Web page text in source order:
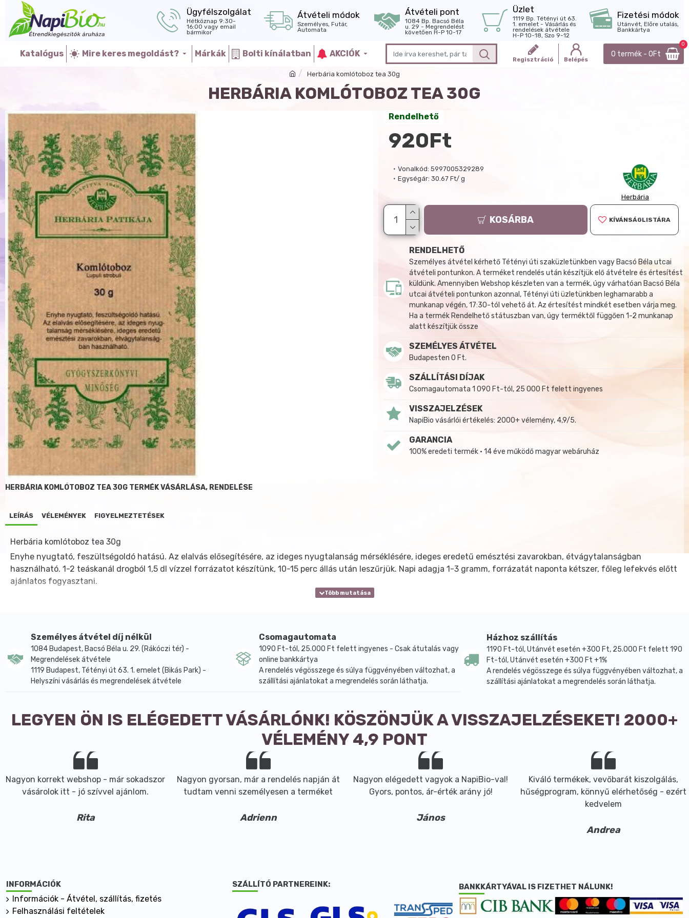
Ügyfélszolgálat
Hétköznap 9:30-
16:00 vagy email
bármikor
Átvételi módok
Személyes, Futár,
Automata
Átvételi pont
1084 Bp. Bacsó Béla
u. 29 - Megrendelést
követően H-P 10-17
Üzlet
1119 Bp. Tétényi út 63.
1. emelet - Vásárlás és
rendelések átvétele
H-P 10-18, Szo 9-12
Fizetési módok
Utánvét, Előre utalás,
Bankkártya
Katalógus Mire keres megoldást? Márkák Bolti kínálatban AKCIÓK
Regisztráció Belépés
0 termék - 0Ft
0
Herbária komlótoboz tea 30g
HERBÁRIA KOMLÓTOBOZ TEA 30G
Vonalkód: 5997005329289
Egységár: 30.67 Ft/ g
Herbária
Rendelhető
920Ft
KOSÁRBA KÍVÁNSÁGLISTÁRA
RENDELHETŐ
Személyes átvétel kérhető Tétényi úti szaküzletünkben vagy Bacsó Béla utcai
átvételi pontunkon. A terméket rendelés után készítjük elő átvételre és értesítést
küldünk. Amennyiben Webshop készleten van a termék, úgy várhatóan Bacsó Béla
utcai átvételi pontunkon azonnal, Tétényi úti üzletünkben leghamarabb a
munkanap végén, 17:30-tól vehető át. Az értesítést mindkét esetben várja meg.
Ha a termék Rendelhető státuszban van, úgy terméktől függően 1-2 munkanap
alatt készítjük össze
SZEMÉLYES ÁTVÉTEL
Budapesten 0 Ft.
SZÁLLÍTÁSI DÍJAK
Csomagautomata 1 090 Ft-tól, 25 000 Ft felett ingyenes
VISSZAJELZÉSEK
NapiBio vásárlói értékelés: 2000+ vélemény, 4,9/5.
GARANCIA
100% eredeti termék • 14 éve működő magyar webáruház
HERBÁRIA KOMLÓTOBOZ TEA 30G TERMÉK VÁSÁRLÁSA, RENDELÉSE
LEÍRÁS VÉLEMÉNYEK FIGYELMEZTETÉSEK
Herbária komlótoboz tea 30g
Enyhe nyugtató, feszültségoldó hatású. Az elalvás elősegítésére, az ideges nyugtalanság mérséklésére, ideges eredetű emésztési zavarokban, étvágytalanságban
használható. 1-2 teáskanál drogból 1,5 dl vízzel forrázatot készítünk, 10-15 perc állás után leszűrjük. Napi adagja 1-3 gramm, forrázatát naponta kétszer, főleg lefekvés előtt
ajánlatos fogyasztani.
Személyes átvétel díj nélkül
1084 Budapest, Bacsó Béla u. 29. (Rákóczi tér) -
Megrendelések átvétele
1119 Budapest, Tétényi út 63. 1. emelet (Bikás Park) -
Helyszíni vásárlás és megrendelések átvétele
Csomagautomata
1090 Ft-tól, 25.000 Ft felett ingyenes - Csak átutalás vagy
online bankkártya
A rendelés végösszege és súlya függvényében változhat, a
szállítási ajánlatokat a megrendelés során láthatja.
Házhoz szállítás
1190 Ft-tól, Utánvét esetén +300 Ft, 25.000 Ft felett 190
Ft-tól, Utánvét esetén +300 Ft +1%
A rendelés végösszege és súlya függvényében változhat, a
szállítási ajánlatokat a megrendelés során láthatja.
LEGYEN ÖN IS ELÉGEDETT VÁSÁRLÓNK! KÖSZÖNJÜK A VISSZAJELZÉSEKET! 2000+
VÉLEMÉNY 4,9 PONT
Nagyon korrekt webshop - már sokadszor
vásárolok itt - jó szívvel ajánlom.
Rita
Nagyon gyorsan, már a rendelés napján át
tudtam venni személyesen a terméket
Adrienn
Nagyon elégedett vagyok a NapiBio-val!
Gyors, pontos, ár-érték arány jó!
János
Kiváló termékek, vevőbarát kiszolgálás,
hűségprogram, könnyű elérhetőség - ezért
kedvelem
Andrea
INFORMÁCIÓK
Információk - Átvétel, szállítás, fizetés
Felhasználási feltételek
SZÁLLÍTÓ PARTNEREINK: BANKKÁRTYÁVAL IS FIZETHET NÁLUNK!